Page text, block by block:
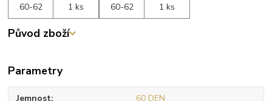
60-62
1 ks
60-62
1 ks
Původ zboží
Parametry
Jemnost 60 DEN